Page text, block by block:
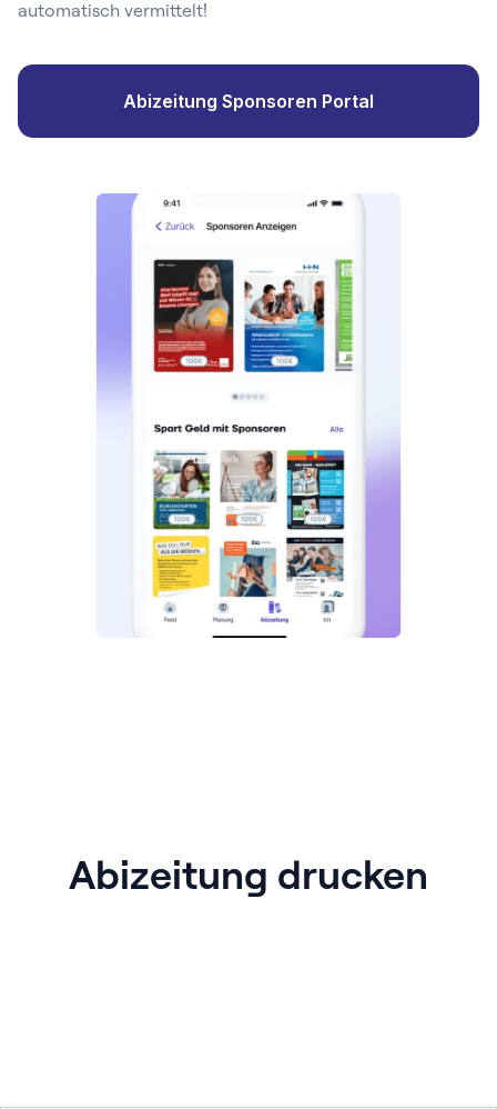
automatisch vermittelt!
Abizeitung Sponsoren Portal
Abizeitung drucken